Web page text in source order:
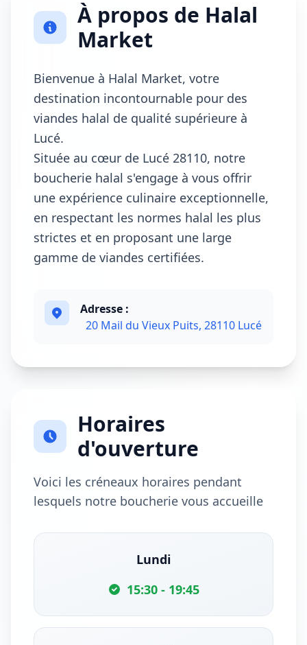
À propos de Halal
Market
Bienvenue à Halal Market, votre
destination incontournable pour des
viandes halal de qualité supérieure à
Lucé.
Située au cœur de Lucé 28110, notre
boucherie halal s'engage à vous offrir
une expérience culinaire exceptionnelle,
en respectant les normes halal les plus
strictes et en proposant une large
gamme de viandes certifiées.
Adresse :
20 Mail du Vieux Puits, 28110 Lucé
Horaires
d'ouverture
Voici les créneaux horaires pendant
lesquels notre boucherie vous accueille
Lundi
15:30 - 19:45